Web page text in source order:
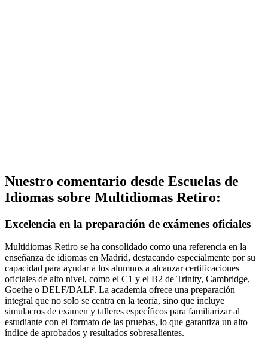
Nuestro comentario desde Escuelas de
Idiomas sobre Multidiomas Retiro:
Excelencia en la preparación de exámenes oficiales
Multidiomas Retiro se ha consolidado como una referencia en la
enseñanza de idiomas en Madrid, destacando especialmente por su
capacidad para ayudar a los alumnos a alcanzar certificaciones
oficiales de alto nivel, como el C1 y el B2 de Trinity, Cambridge,
Goethe o DELF/DALF. La academia ofrece una preparación
integral que no solo se centra en la teoría, sino que incluye
simulacros de examen y talleres específicos para familiarizar al
estudiante con el formato de las pruebas, lo que garantiza un alto
índice de aprobados y resultados sobresalientes.